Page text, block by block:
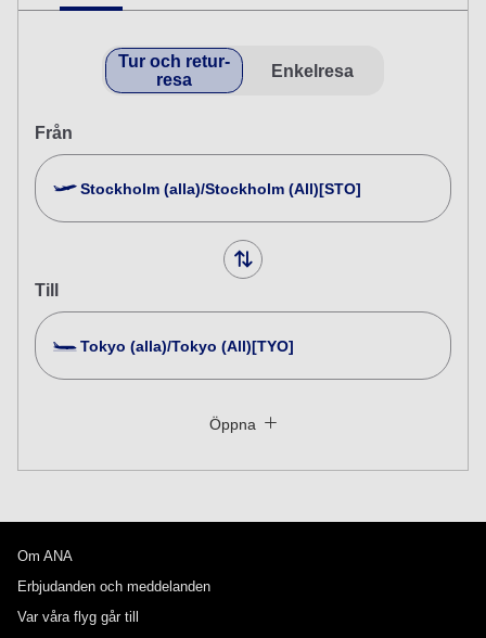
Tur och retur-
resa
Enkelresa
Från
Stockholm (alla)/Stockholm (All)[STO]
Till
Tokyo (alla)/Tokyo (All)[TYO]
Du har inte angett pristyp
Avgångsdatum och -tid för utresa
Välj datum
Öppna
Om ANA
Erbjudanden och meddelanden
Var våra flyg går till